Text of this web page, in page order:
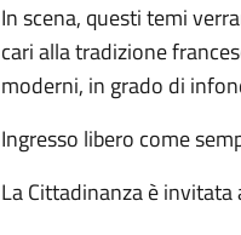
In scena, questi temi
cari alla tradizione
moderni, in grado di
Ingresso libero come
La Cittadinanza è invitata